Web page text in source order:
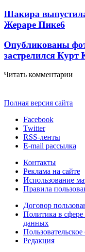
Шакира
Жераре Пике6
Опубликованы
застрелился Курт
Читать комментарии
Полная версия сайта
Facebook
Twitter
RSS-ленты
E-mail рассылка
Контакты
Реклама на сайте
Использование
Правила
Договор
Политика в
данных
Редакция